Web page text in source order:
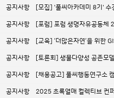
공지사항 [모집] '풀씨아카데미 8기'
공지사항 [포럼] 포럼 생명자유공동체
공지사항 [교육] ‘더많은자연’을 위한
공지사항 [토론회] 생물다양성 공존모
공지사항 [채용공고] 풀씨행동연구소
공지사항 2025 초록열매 컬렉티브 컨